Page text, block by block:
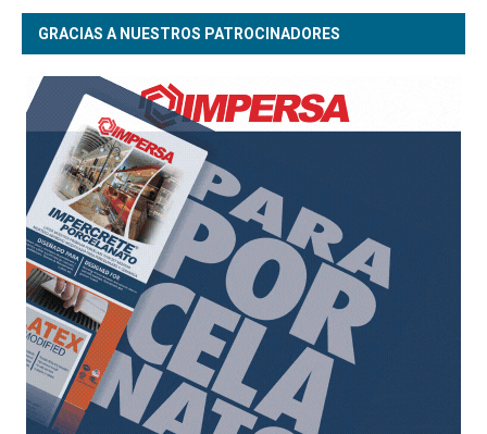
GRACIAS A NUESTROS PATROCINADORES